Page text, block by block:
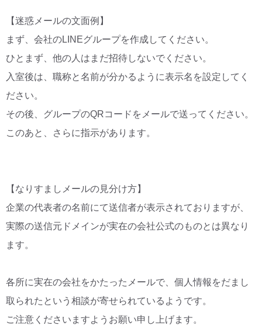
【迷惑メールの文面例】
まず、会社のLINEグループを作成してください。
ひとまず、他の人はまだ招待しないでください。
入室後は、職称と名前が分かるように表示名を設定してく
ださい。
その後、グループのQRコードをメールで送ってください。
このあと、さらに指示があります。
【なりすましメールの見分け方】
企業の代表者の名前にて送信者が表示されておりますが、
実際の送信元ドメインが実在の会社公式のものとは異なり
ます。
各所に実在の会社をかたったメールで、個人情報をだまし
取られたという相談が寄せられているようです。
ご注意くださいますようお願い申し上げます。